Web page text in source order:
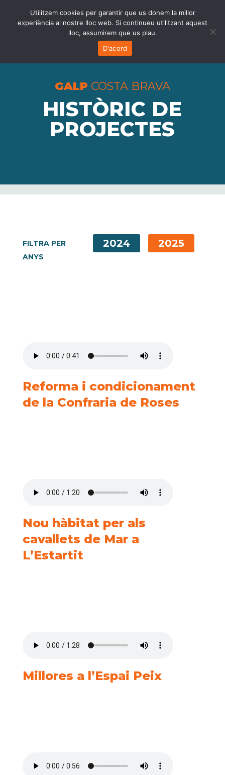
GALP COSTA BRAVA
HISTÒRIC DE
PROJECTES
FILTRA PER
ANYS
2024 2025
Reforma i condicionament
de la Confraria de Roses
Nou hàbitat per als
cavallets de Mar a
L’Estartit
Millores a l’Espai Peix
Utilitzem cookies per garantir que us donem la millor
experiència al nostre lloc web. Si continueu utilitzant aquest
lloc, assumirem que us plau.
D'acord